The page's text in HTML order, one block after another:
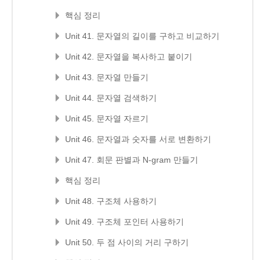
핵심 정리
Unit 41. 문자열의 길이를 구하고 비교하기
Unit 42. 문자열을 복사하고 붙이기
Unit 43. 문자열 만들기
Unit 44. 문자열 검색하기
Unit 45. 문자열 자르기
Unit 46. 문자열과 숫자를 서로 변환하기
Unit 47. 회문 판별과 N-gram 만들기
핵심 정리
Unit 48. 구조체 사용하기
Unit 49. 구조체 포인터 사용하기
Unit 50. 두 점 사이의 거리 구하기